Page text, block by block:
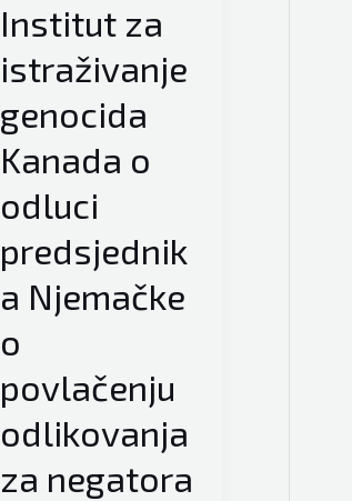
funkcija
smo
tražili
i
nastavićemo
Institut za
istraživanje
genocida
Kanada o
odluci
predsjednik
a Njemačke
o
povlačenju
odlikovanja
za negatora